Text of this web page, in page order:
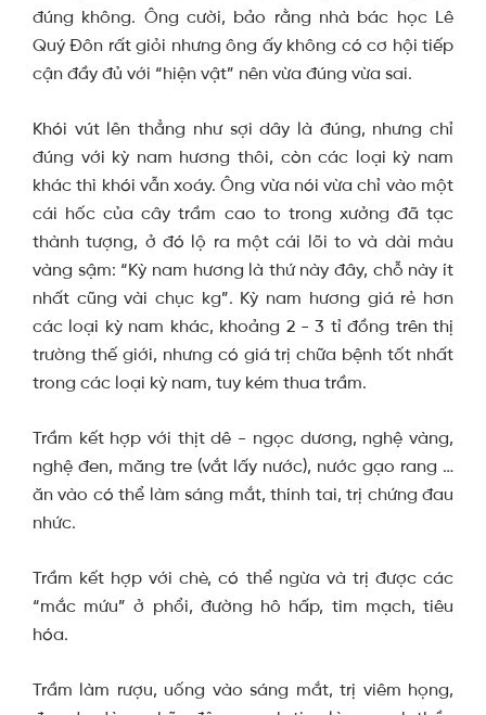
đúng không. Ông cười, bảo rằng nhà bác học Lê
Quý Đôn rất giỏi nhưng ông ấy không có cơ hội tiếp
cận đầy đủ với “hiện vật” nên vừa đúng vừa sai.
Khói vút lên thẳng như sợi dây là đúng, nhưng chỉ
đúng với kỳ nam hương thôi, còn các loại kỳ nam
khác thì khói vẫn xoáy. Ông vừa nói vừa chỉ vào một
cái hốc của cây trầm cao to trong xưởng đã tạc
thành tượng, ở đó lộ ra một cái lõi to và dài màu
vàng sậm: “Kỳ nam hương là thứ này đây, chỗ này ít
nhất cũng vài chục kg”. Kỳ nam hương giá rẻ hơn
các loại kỳ nam khác, khoảng 2 - 3 tỉ đồng trên thị
trường thế giới, nhưng có giá trị chữa bệnh tốt nhất
trong các loại kỳ nam, tuy kém thua trầm.
Trầm kết hợp với thịt dê - ngọc dương, nghệ vàng,
nghệ đen, măng tre (vắt lấy nước), nước gạo rang …
ăn vào có thể làm sáng mắt, thính tai, trị chứng đau
nhức.
Trầm kết hợp với chè, có thể ngừa và trị được các
“mắc mứu” ở phổi, đường hô hấp, tim mạch, tiêu
hóa.
Trầm làm rượu, uống vào sáng mắt, trị viêm họng,